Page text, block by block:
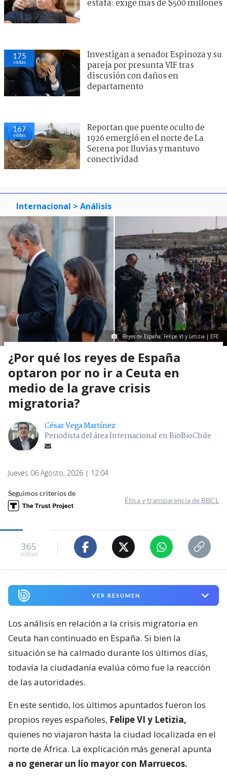
estafa: exige más de $500 millones
175
visitas
Investigan a senador Espinoza y su
pareja por presunta VIF tras
discusión con daños en
departamento
167
visitas
Reportan que puente oculto de
1926 emergió en el norte de La
Serena por lluvias y mantuvo
conectividad
Internacional > Análisis
Reyes de España: Felipe VI y Letizia | EFE
¿Por qué los reyes de España
optaron por no ir a Ceuta en
medio de la grave crisis
migratoria?
César Vega Martínez
Periodista del área Internacional en BioBioChile
Jueves 06 Agosto, 2026 | 12:04
Seguimos criterios de
Ética y transparencia de BBCL
365
visitas
VER RESUMEN
Los análisis en relación a la crisis migratoria en
Ceuta han continuado en España. Si bien la
situación se ha calmado durante los últimos días,
todavía la ciudadanía evalúa cómo fue la reacción
de las autoridades.
En este sentido, los últimos apuntados fueron los
propios reyes españoles, Felipe VI y Letizia,
quienes no viajaron hasta la ciudad localizada en el
norte de África. La explicación más general apunta
a no generar un lío mayor con Marruecos.